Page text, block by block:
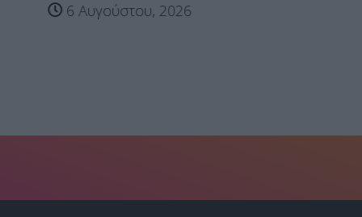
6 Αυγούστου, 2026